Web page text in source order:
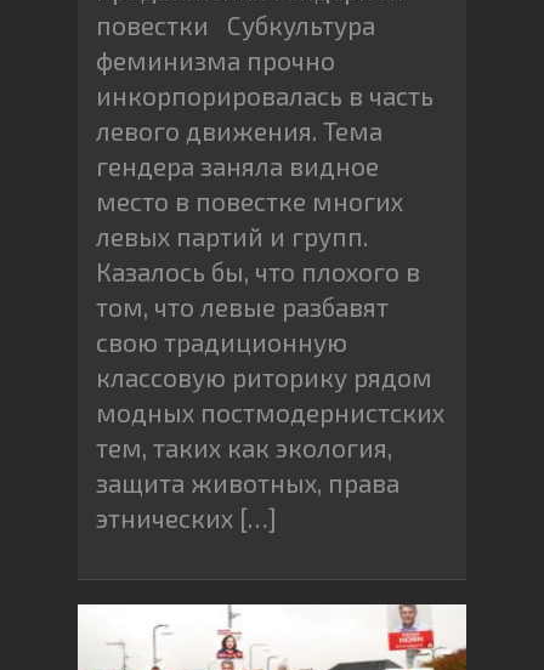
повестки Субкультура
феминизма прочно
инкорпорировалась в часть
левого движения. Тема
гендера заняла видное
место в повестке многих
левых партий и групп.
Казалось бы, что плохого в
том, что левые разбавят
свою традиционную
классовую риторику рядом
модных постмодернистских
тем, таких как экология,
защита животных, права
этнических […]